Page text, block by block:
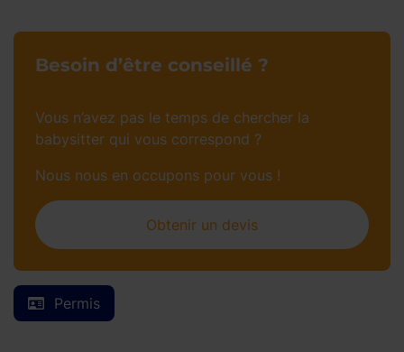
Permis
Besoin d’être conseillé ?
Vous n’avez pas le temps de chercher la
babysitter qui vous correspond ?
Nous nous en occupons pour vous !
Obtenir un devis